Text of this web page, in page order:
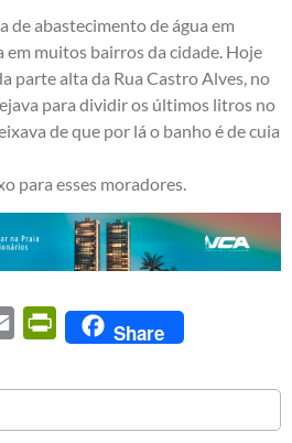
de abastecimento de água em
em muitos bairros da cidade. Hoje
parte alta da Rua Castro Alves, no
para dividir os últimos litros no
de que por lá o banho é de cuia
para esses moradores.
Email PrintFriendly
Share